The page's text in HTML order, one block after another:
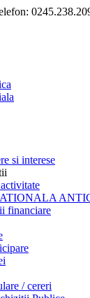
si interese
financiare
/ cereri